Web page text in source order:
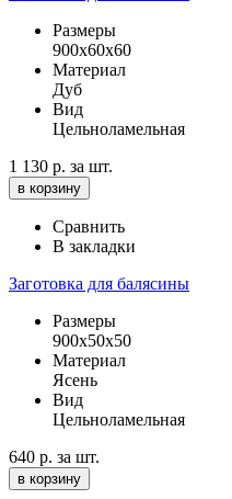
Размеры
900х60х60
Материал
Дуб
Вид
Цельноламельная
1 130 р. за шт.
в корзину
Сравнить
В закладки
Заготовка для балясины
Размеры
900х50х50
Материал
Ясень
Вид
Цельноламельная
640 р. за шт.
в корзину